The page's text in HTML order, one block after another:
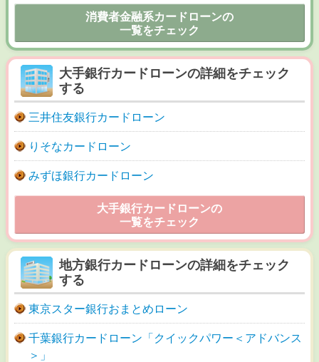
消費者金融系カードローンの
一覧をチェック
大手銀行カードローンの詳細をチェック
する
三井住友銀行カードローン
りそなカードローン
みずほ銀行カードローン
大手銀行カードローンの
一覧をチェック
地方銀行カードローンの詳細をチェック
する
東京スター銀行おまとめローン
千葉銀行カードローン「クイックパワー＜アドバンス
＞」